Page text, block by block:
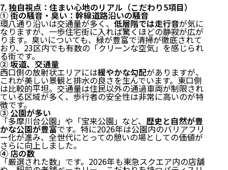
7. 独自視点：住まい心地のリアル（こだわり5項目）
① 街の騒音・臭い：幹線道路沿いの騒音
環八通り沿いは交通量が多く、低層階では走行音が気に
なりますが、一歩住宅街に入れば驚くほどの静寂が広が
ります。臭いについても、緑が豊富で清掃が徹底されて
おり、23区内でも有数の「クリーンな空気」を感じられ
る街です。
② 坂道、交通量
西口側の放射状エリアには緩やかな勾配がありますが、
これが美しい景観と排水の良さを生んでいます。東口側
は比較的平坦。交通量は住民以外の通過車両が制限され
ている区域が多く、歩行者の安全性は非常に高いのが特
徴です。
③ 公園が多い
「多摩川台公園」や「宝来公園」など、 歴史と自然が豊
かな公園が豊富です。特に2026年は公園内のバリアフリ
ー化が進み、全世代にとっての憩いの場としての価値が
さらに向上しました。
④ 店の数
「厳選された数」です。2026年も東急スクエア内の店舗